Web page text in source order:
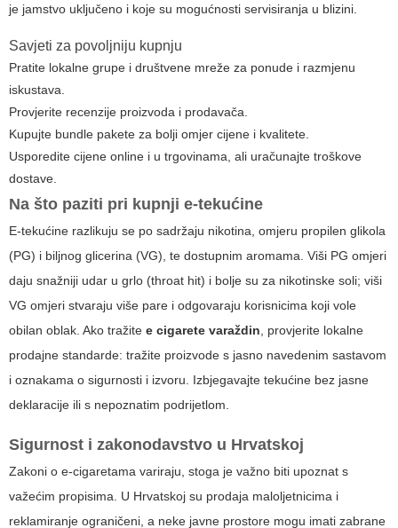
je jamstvo uključeno i koje su mogućnosti servisiranja u blizini.
Savjeti za povoljniju kupnju
Pratite lokalne grupe i društvene mreže za ponude i razmjenu
iskustava.
Provjerite recenzije proizvoda i prodavača.
Kupujte bundle pakete za bolji omjer cijene i kvalitete.
Usporedite cijene online i u trgovinama, ali uračunajte troškove
dostave.
Na što paziti pri kupnji e-tekućine
E-tekućine razlikuju se po sadržaju nikotina, omjeru propilen glikola
(PG) i biljnog glicerina (VG), te dostupnim aromama. Viši PG omjeri
daju snažniji udar u grlo (throat hit) i bolje su za nikotinske soli; viši
VG omjeri stvaraju više pare i odgovaraju korisnicima koji vole
obilan oblak. Ako tražite e cigarete varaždin , provjerite lokalne
prodajne standarde: tražite proizvode s jasno navedenim sastavom
i oznakama o sigurnosti i izvoru. Izbjegavajte tekućine bez jasne
deklaracije ili s nepoznatim podrijetlom.
Sigurnost i zakonodavstvo u Hrvatskoj
Zakoni o e-cigaretama variraju, stoga je važno biti upoznat s
važećim propisima. U Hrvatskoj su prodaja maloljetnicima i
reklamiranje ograničeni, a neke javne prostore mogu imati zabrane